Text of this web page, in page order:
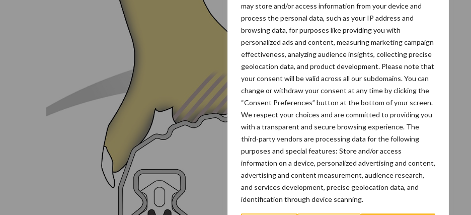
may store and/or access information from your device and
process the personal data, such as your IP address and
browsing data, for purposes like providing you with
personalized ads and content, measuring marketing campaign
effectiveness, analyzing audience insights, collecting precise
geolocation data, and product development. Please note that
your consent will be valid across all our subdomains. You can
change or withdraw your consent at any time by clicking the
“Consent Preferences” button at the bottom of your screen.
We respect your choices and are committed to providing you
with a transparent and secure browsing experience. The
third-party vendors are processing data for the following
purposes and special features: Store and/or access
information on a device, personalized advertising and content,
advertising and content measurement, audience research,
and services development, precise geolocation data, and
identification through device scanning.